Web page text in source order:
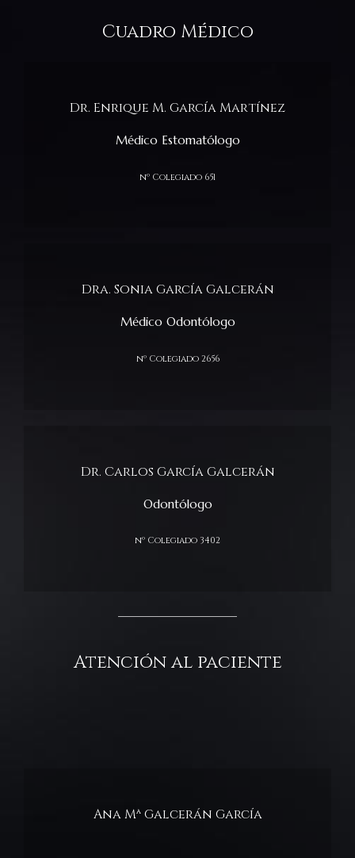
Cuadro Médico
Dr. Enrique M. García Martínez
Médico Estomatólogo
nº Colegiado 651
Dra. Sonia García Galcerán
Médico Odontólogo
nº Colegiado 2656
Dr. Carlos García Galcerán
Odontólogo
nº Colegiado 3402
Atención al paciente
Ana Mª Galcerán García